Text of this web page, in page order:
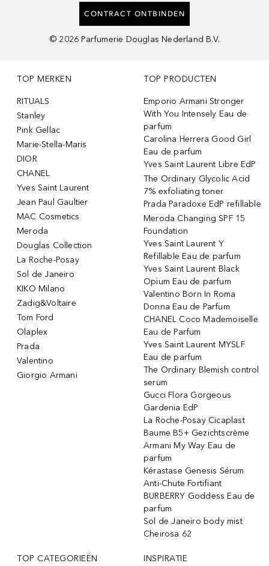
CONTRACT ONTBINDEN
© 2026 Parfumerie Douglas Nederland B.V.
TOP MERKEN
RITUALS
Stanley
Pink Gellac
Marie-Stella-Maris
DIOR
CHANEL
Yves Saint Laurent
Jean Paul Gaultier
MAC Cosmetics
Meroda
Douglas Collection
La Roche-Posay
Sol de Janeiro
KIKO Milano
Zadig&Voltaire
Tom Ford
Olaplex
Prada
Valentino
Giorgio Armani
TOP PRODUCTEN
Emporio Armani Stronger
With You Intensely Eau de
parfum
Carolina Herrera Good Girl
Eau de parfum
Yves Saint Laurent Libre EdP
The Ordinary Glycolic Acid
7% exfoliating toner
Prada Paradoxe EdP refillable
Meroda Changing SPF 15
Foundation
Yves Saint Laurent Y
Refillable Eau de parfum
Yves Saint Laurent Black
Opium Eau de parfum
Valentino Born In Roma
Donna Eau de Parfum
CHANEL Coco Mademoiselle
Eau de Parfum
Yves Saint Laurent MYSLF
Eau de parfum
The Ordinary Blemish control
serum
Gucci Flora Gorgeous
Gardenia EdP
La Roche-Posay Cicaplast
Baume B5+ Gezichtscrème
Armani My Way Eau de
parfum
Kérastase Genesis Sérum
Anti-Chute Fortifiant
BURBERRY Goddess Eau de
parfum
Sol de Janeiro body mist
Cheirosa 62
TOP CATEGORIEËN INSPIRATIE